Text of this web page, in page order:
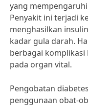
yang
Penyakit ini terjadi
menghasilkan
kadar gula darah.
berbagai komplikasi
pada organ vital.
Pengobatan
penggunaan obat-